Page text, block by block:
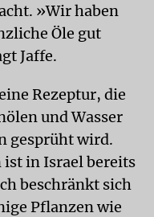
»Wir haben
Öle gut
Jaffe.
Rezeptur, die
und Wasser
gesprüht wird.
ist in Israel bereits
beschränkt sich
Pflanzen wie